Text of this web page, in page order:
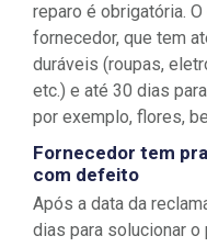
reparo é obrigatória.
fornecedor, que tem
duráveis (roupas,
etc.) e até 30 dias
por exemplo, flores,
Fornecedor tem
com defeito
Após a data da
dias para solucionar